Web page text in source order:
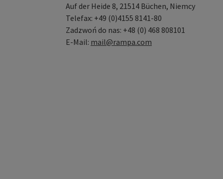
Auf der Heide 8, 21514 Büchen, Niemcy
Telefax: +49 (0)4155 8141-80
Zadzwoń do nas: +48 (0) 468 808101
E-Mail: mail@rampa.com